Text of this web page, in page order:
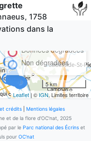
1758
en
(Boddaert, 1783)
en2024 Fiche espèce
Linnaeus, 1758
dans la
Données dégradées
Non dégradées
5 km
Leaflet| © IGN, Limites territoire
crédits| Mentions légales
et de la flore d'OC'nat, 2025
par le Parc national des Écrins et
pour OC'nat